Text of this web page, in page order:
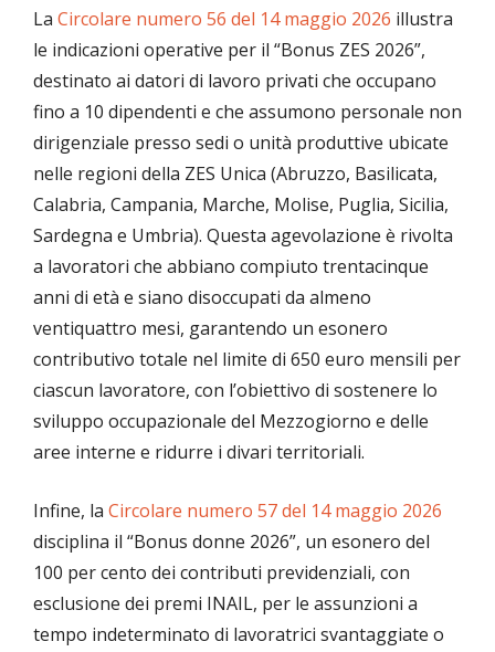
La Circolare numero 56 del 14 maggio 2026 illustra
le indicazioni operative per il “Bonus ZES 2026”,
destinato ai datori di lavoro privati che occupano
fino a 10 dipendenti e che assumono personale non
dirigenziale presso sedi o unità produttive ubicate
nelle regioni della ZES Unica (Abruzzo, Basilicata,
Calabria, Campania, Marche, Molise, Puglia, Sicilia,
Sardegna e Umbria). Questa agevolazione è rivolta
a lavoratori che abbiano compiuto trentacinque
anni di età e siano disoccupati da almeno
ventiquattro mesi, garantendo un esonero
contributivo totale nel limite di 650 euro mensili per
ciascun lavoratore, con l’obiettivo di sostenere lo
sviluppo occupazionale del Mezzogiorno e delle
aree interne e ridurre i divari territoriali.
Infine, la Circolare numero 57 del 14 maggio 2026
disciplina il “Bonus donne 2026”, un esonero del
100 per cento dei contributi previdenziali, con
esclusione dei premi INAIL, per le assunzioni a
tempo indeterminato di lavoratrici svantaggiate o